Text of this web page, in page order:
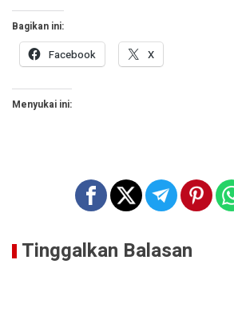
Bagikan ini:
Facebook X
Menyukai ini:
Tinggalkan Balasan